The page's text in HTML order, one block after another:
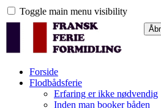
Toggle main menu visibility
Forside
Flodbådsferie
Erfaring er ikke nødvendig
Inden man booker båden